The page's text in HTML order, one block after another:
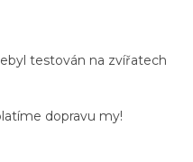
testován na zvířatech
dopravu my!